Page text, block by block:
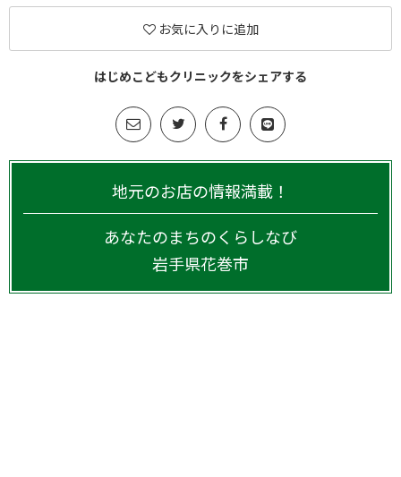
お気に入りに追加
はじめこどもクリニックをシェアする
地元のお店の情報満載！
あなたのまちのくらしなび
岩手県花巻市